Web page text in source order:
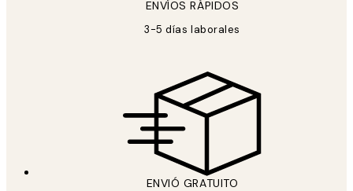
ENVÍOS RÁPIDOS
3-5 días laborales
ENVIÓ GRATUITO